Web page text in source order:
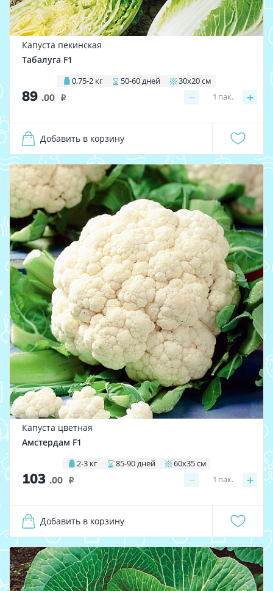
Капуста пекинская
Табалуга F1
0,75-2 кг 50-60 дней 30х20 см
89 .00 i − +
1 пак.
Добавить в корзину
Капуста цветная
Амстердам F1
2-3 кг 85-90 дней 60х35 см
103 .00 i − +
1 пак.
Добавить в корзину